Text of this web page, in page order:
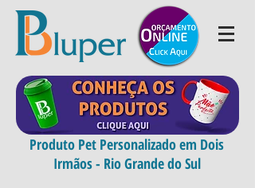
Produto Pet Personalizado em Dois
Irmãos - Rio Grande do Sul